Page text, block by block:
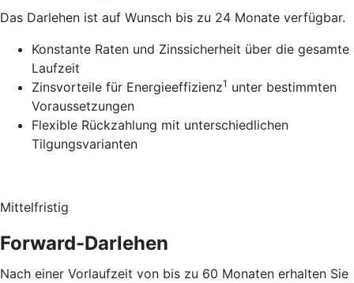
Das Darlehen ist auf Wunsch bis zu 24 Monate verfügbar.
Konstante Raten und Zinssicherheit über die gesamte
Laufzeit
Zinsvorteile für Energieeffizienz1 unter bestimmten
Voraussetzungen
Flexible Rückzahlung mit unterschiedlichen
Tilgungsvarianten
Mittelfristig
Forward-Darlehen
Nach einer Vorlaufzeit von bis zu 60 Monaten erhalten Sie